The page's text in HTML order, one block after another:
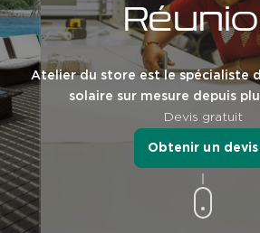
Atelier du store est le spécialiste
solaire sur mesure depuis
Devis gratuit
Obtenir un devis